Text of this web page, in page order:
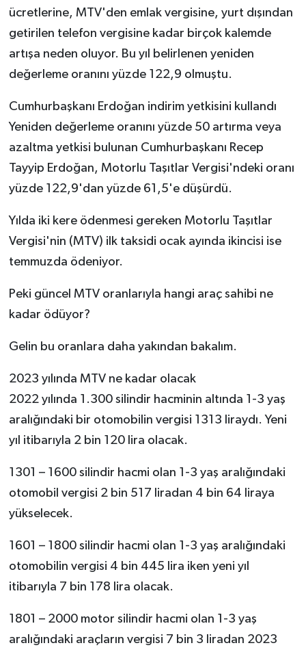
ücretlerine, MTV'den emlak vergisine, yurt dışından
getirilen telefon vergisine kadar birçok kalemde
artışa neden oluyor. Bu yıl belirlenen yeniden
değerleme oranını yüzde 122,9 olmuştu.
Cumhurbaşkanı Erdoğan indirim yetkisini kullandı
Yeniden değerleme oranını yüzde 50 artırma veya
azaltma yetkisi bulunan Cumhurbaşkanı Recep
Tayyip Erdoğan, Motorlu Taşıtlar Vergisi'ndeki oranı
yüzde 122,9'dan yüzde 61,5'e düşürdü.
Yılda iki kere ödenmesi gereken Motorlu Taşıtlar
Vergisi'nin (MTV) ilk taksidi ocak ayında ikincisi ise
temmuzda ödeniyor.
Peki güncel MTV oranlarıyla hangi araç sahibi ne
kadar ödüyor?
Gelin bu oranlara daha yakından bakalım.
2023 yılında MTV ne kadar olacak
2022 yılında 1.300 silindir hacminin altında 1-3 yaş
aralığındaki bir otomobilin vergisi 1313 liraydı. Yeni
yıl itibarıyla 2 bin 120 lira olacak.
1301 – 1600 silindir hacmi olan 1-3 yaş aralığındaki
otomobil vergisi 2 bin 517 liradan 4 bin 64 liraya
yükselecek.
1601 – 1800 silindir hacmi olan 1-3 yaş aralığındaki
otomobilin vergisi 4 bin 445 lira iken yeni yıl
itibarıyla 7 bin 178 lira olacak.
1801 – 2000 motor silindir hacmi olan 1-3 yaş
aralığındaki araçların vergisi 7 bin 3 liradan 2023